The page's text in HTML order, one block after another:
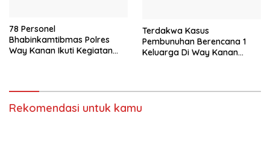
78 Personel
Bhabinkamtibmas Polres
Way Kanan Ikuti Kegiatan
Terdakwa Kasus
Pembunuhan Berencana 1
Keluarga Di Way Kanan
Rekomendasi untuk kamu